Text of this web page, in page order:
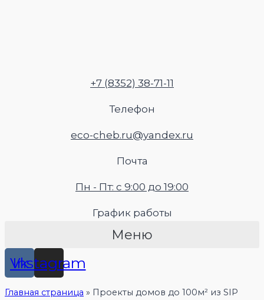
+7 (8352) 38-71-11
Телефон
eco-cheb.ru@yandex.ru
Почта
Пн - Пт: с 9:00 до 19:00
График работы
Меню
Vk
Instagram
Главная страница » Проекты домов до 100м² из SIP